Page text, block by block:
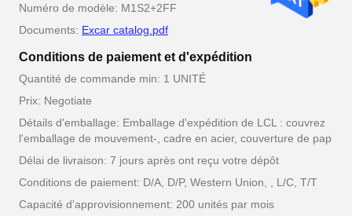
Numéro de modèle: M1S2+2FF
Documents: Excar catalog.pdf
Conditions de paiement et d'expédition
Quantité de commande min: 1 UNITÉ
Prix: Negotiate
Détails d'emballage: Emballage d'expédition de LCL : couvrez
l'emballage de mouvement-, cadre en acier, couverture de pap
Délai de livraison: 7 jours après ont reçu votre dépôt
Conditions de paiement: D/A, D/P, Western Union, , L/C, T/T
Capacité d'approvisionnement: 200 unités par mois